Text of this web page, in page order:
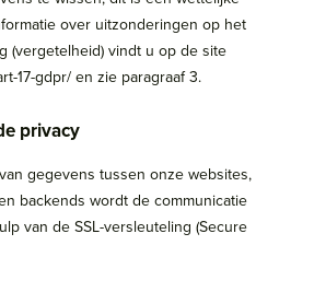
over uitzonderingen op het
(vergetelheid) vindt u op de site
17-gdpr/ en zie paragraaf 3.
privacy
gegevens tussen onze websites,
backends wordt de communicatie
van de SSL-versleuteling (Secure